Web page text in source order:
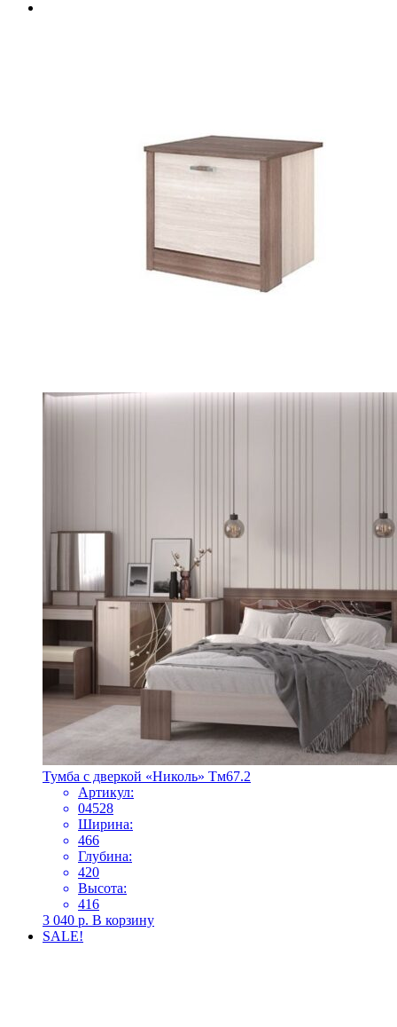
Тумба с дверкой «Николь» Тм67.2
Артикул:
04528
Ширина:
466
Глубина:
420
Высота:
416
3 040 р. В корзину
SALE!